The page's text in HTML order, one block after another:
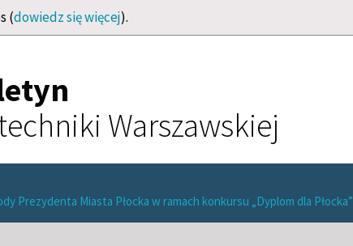
(dowiedz się więcej).
Warszawskiej
Prezydenta Miasta Płocka w ramach konkursu „Dyplom dla Płocka”